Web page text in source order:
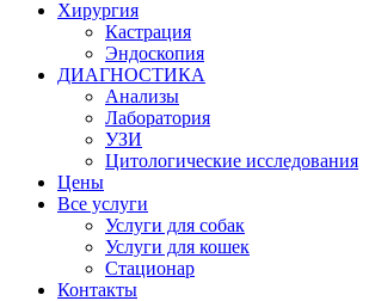
Хирургия
Кастрация
Эндоскопия
ДИАГНОСТИКА
Анализы
Лаборатория
УЗИ
Цитологические исследования
Цены
Все услуги
Услуги для собак
Услуги для кошек
Стационар
Контакты